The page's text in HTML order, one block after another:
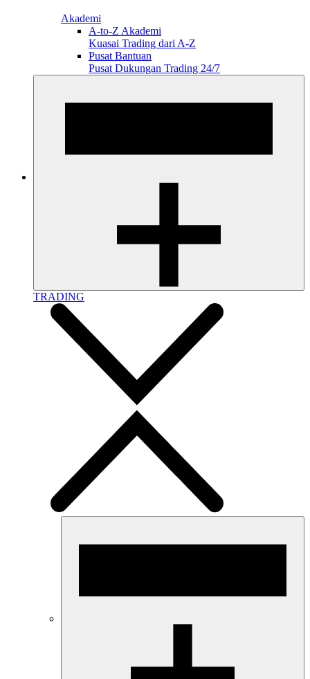
Akademi
A-to-Z Akademi
Kuasai Trading dari A-Z
Pusat Bantuan
Pusat Dukungan Trading 24/7
TRADING